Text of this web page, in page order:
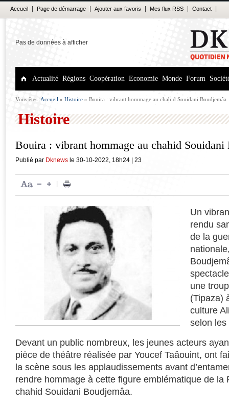
Accueil Page de démarrage Ajouter aux favoris Mes flux RSS Contact
Pas de données à afficher
Actualité Régions Coopération Economie Monde Forum
Vous êtes :Accueil » Histoire » Bouira : vibrant hommage au chahid Souidani Boudjemâa
Histoire
Bouira : vibrant hommage au chahid Souidani
Publié par Dknews le 30-10-2022, 18h24 23
Un
rendu
de la
une
(Tipaza)
culture
selon les
Devant un public nombreux, les jeunes acteurs
pièce de théâtre réalisée par Youcef Taâouint, ont
la scène sous les applaudissements avant
rendre hommage à cette figure emblématique de la
chahid Souidani Boudjemâa.